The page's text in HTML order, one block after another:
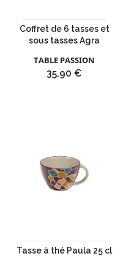
Coffret de 6 tasses et
sous tasses Agra
TABLE PASSION
Prix
35,90 €
Tasse à thé Paula 25 cl